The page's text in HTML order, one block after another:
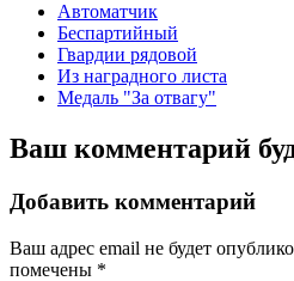
Автоматчик
Беспартийный
Гвардии рядовой
Из наградного листа
Медаль "За отвагу"
Ваш комментарий
Добавить комментарий
Ваш адрес email не будет
помечены *